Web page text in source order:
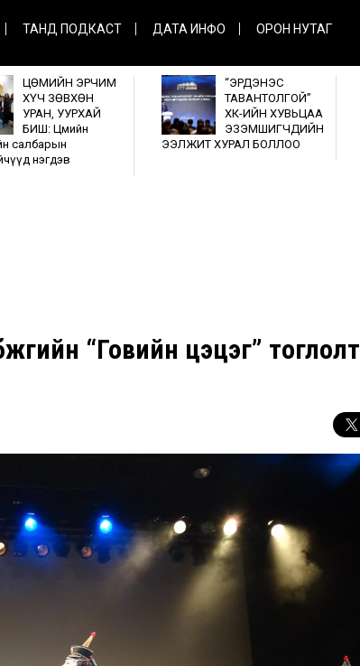
ТАНД ПОДКАСТ ДАТА ИНФО ОРОН НУТАГ
ЦӨМИЙН ЭРЧИМ
ХҮЧ ЗӨВХӨН
УРАН, УУРХАЙ
БИШ: Цөмийн
салбарын
нэгдэв
“ЭРДЭНЭС
ТАВАНТОЛГОЙ”
ХК-ИЙН ХУВЬЦАА
ЭЗЭМШИГЧДИЙН
ЭЭЛЖИТ ХУРАЛ БОЛЛОО
“Говийн цэцэг” тоглолт